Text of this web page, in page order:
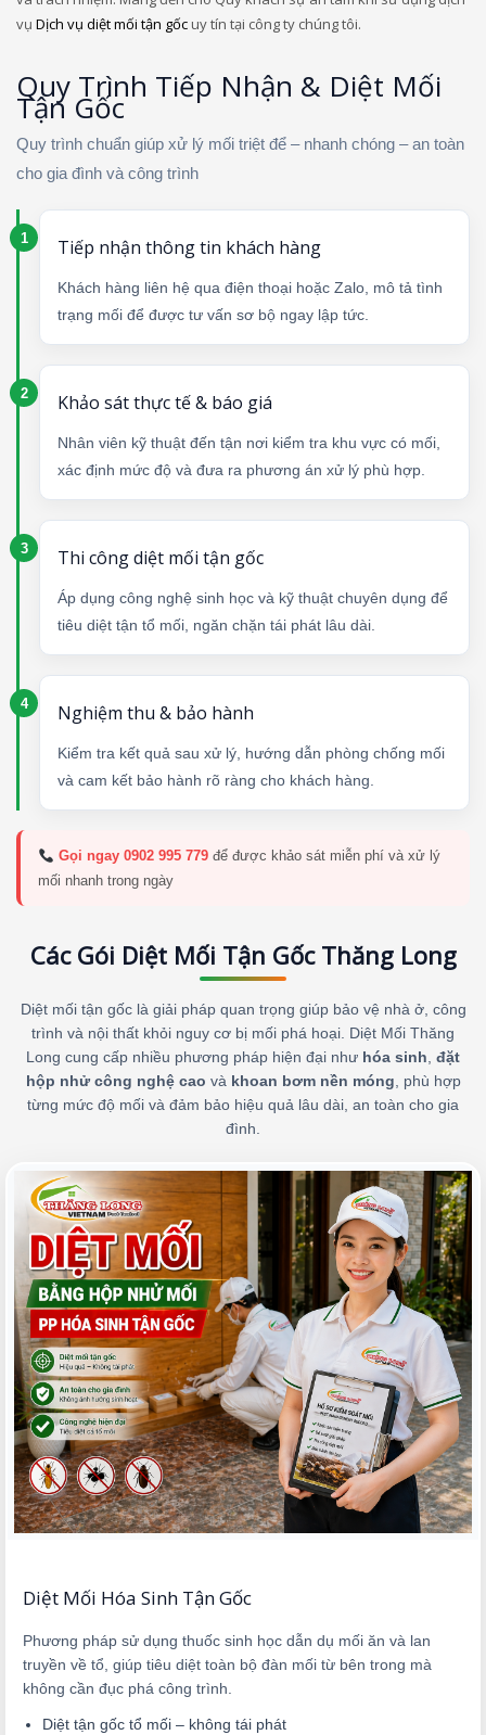
vụ Dịch vụ diệt mối tận gốcuy tín tại công ty chúng tôi.
Quy Trình Tiếp Nhận & Diệt Mối
Tận Gốc
Quy trình chuẩn giúp xử lý mối triệt để – nhanh chóng – an toàn
cho gia đình và công trình
Tiếp nhận thông tin khách hàng
Khách hàng liên hệ qua điện thoại hoặc Zalo, mô tả tình
trạng mối để được tư vấn sơ bộ ngay lập tức.
Khảo sát thực tế & báo giá
Nhân viên kỹ thuật đến tận nơi kiểm tra khu vực có mối,
xác định mức độ và đưa ra phương án xử lý phù hợp.
Thi công diệt mối tận gốc
Áp dụng công nghệ sinh học và kỹ thuật chuyên dụng để
tiêu diệt tận tổ mối, ngăn chặn tái phát lâu dài.
Nghiệm thu & bảo hành
Kiểm tra kết quả sau xử lý, hướng dẫn phòng chống mối
và cam kết bảo hành rõ ràng cho khách hàng.
Gọi ngay 0902 995 779để được khảo sát miễn phí và xử lý
mối nhanh trong ngày
Các Gói Diệt Mối Tận Gốc Thăng Long
Diệt mối tận gốc là giải pháp quan trọng giúp bảo vệ nhà ở, công
trình và nội thất khỏi nguy cơ bị mối phá hoại. Diệt Mối Thăng
Long cung cấp nhiều phương pháp hiện đại như hóa sinh, đặt
hộp nhử công nghệ cao và khoan bơm nền móng, phù hợp
từng mức độ mối và đảm bảo hiệu quả lâu dài, an toàn cho gia
đình.
Diệt Mối Hóa Sinh Tận Gốc
Phương pháp sử dụng thuốc sinh học dẫn dụ mối ăn và lan
truyền về tổ, giúp tiêu diệt toàn bộ đàn mối từ bên trong mà
không cần đục phá công trình.
Diệt tận gốc tổ mối – không tái phát